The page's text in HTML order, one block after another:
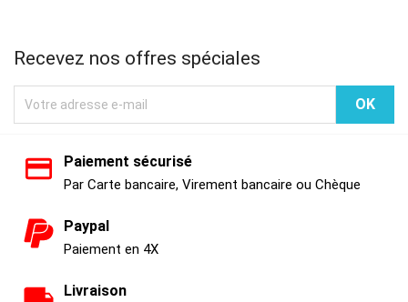
Recevez nos offres spéciales
Paiement sécurisé
Par Carte bancaire, Virement bancaire ou Chèque
Paypal
Paiement en 4X
Livraison